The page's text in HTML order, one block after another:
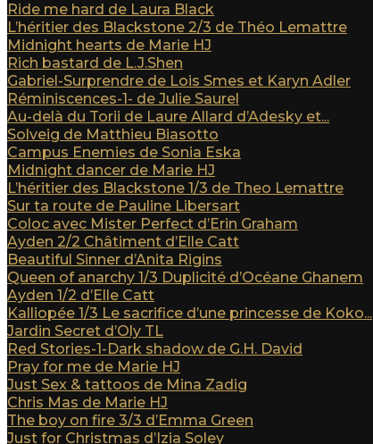
Ride me hard de Laura Black
L’héritier des Blackstone 2/3 de Théo Lemattre
Midnight hearts de Marie HJ
Rich bastard de L.J.Shen
Gabriel-Surprendre de Lois Smes et Karyn Adler
Réminiscences-1- de Julie Saurel
Au-delà du Torii de Laure Allard d’Adesky et...
Solveig de Matthieu Biasotto
Campus Enemies de Sonia Eska
Midnight dancer de Marie HJ
L’héritier des Blackstone 1/3 de Theo Lemattre
Sur ta route de Pauline Libersart
Coloc avec Mister Perfect d’Erin Graham
Ayden 2/2 Châtiment d’Elle Catt
Beautiful Sinner d’Anita Rigins
Queen of anarchy 1/3 Duplicité d’Océane Ghanem
Ayden 1/2 d’Elle Catt
Kalliopée 1/3 Le sacrifice d’une princesse de Koko...
Jardin Secret d’Oly TL
Red Stories-1-Dark shadow de G.H. David
Pray for me de Marie HJ
Just Sex & tattoos de Mina Zadig
Chris Mas de Marie HJ
The boy on fire 3/3 d’Emma Green
Just for Christmas d’Izia Soley